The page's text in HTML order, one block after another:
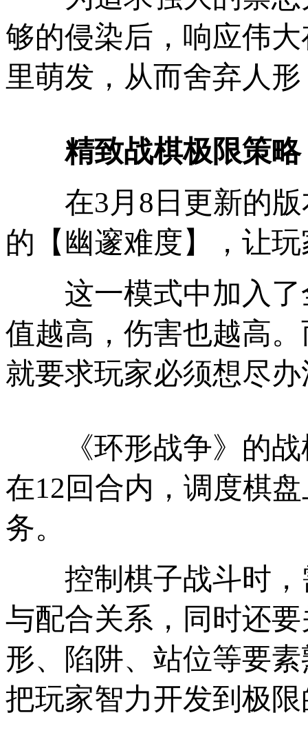
够的侵染后，响应伟
里萌发，从而舍弃人
精致战棋极限策
在3月8日更新的版
的【幽邃难度】，让
这一模式中加入了
值越高，伤害也越高
就要求玩家必须想尽
《环形战争》的战
在12回合内，调度棋
务。
控制棋子战斗时，
与配合关系，同时还
形、陷阱、站位等要
把玩家智力开发到极